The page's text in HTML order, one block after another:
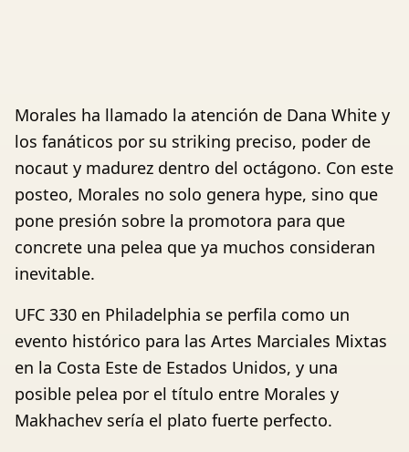
Morales ha llamado la atención de Dana White y
los fanáticos por su striking preciso, poder de
nocaut y madurez dentro del octágono. Con este
posteo, Morales no solo genera hype, sino que
pone presión sobre la promotora para que
concrete una pelea que ya muchos consideran
inevitable.
UFC 330 en Philadelphia se perfila como un
evento histórico para las Artes Marciales Mixtas
en la Costa Este de Estados Unidos, y una
posible pelea por el título entre Morales y
Makhachev sería el plato fuerte perfecto.